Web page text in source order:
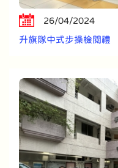
26/04/2024
升旗隊中式步操檢閱禮